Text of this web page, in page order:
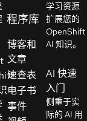
程序库
博客和
文章
速查表
电子书
事件
学习资源
扩展您的
OpenShift
AI 知识。
AI 快速
入门
侧重于实
际的 AI 用